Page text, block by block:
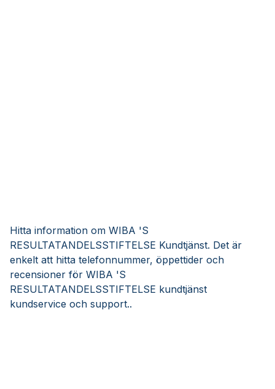
Hitta information om WIBA 'S
RESULTATANDELSSTIFTELSE Kundtjänst. Det är
enkelt att hitta telefonnummer, öppettider och
recensioner för WIBA 'S
RESULTATANDELSSTIFTELSE kundtjänst
kundservice och support..